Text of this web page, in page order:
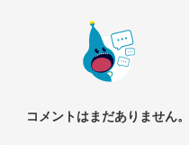
コメントはまだありません。